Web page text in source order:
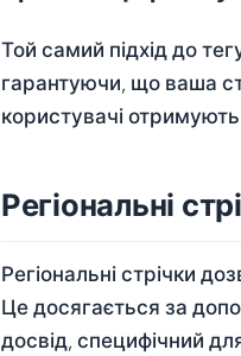
Той самий підхід до
гарантуючи, що ваша
користувачі
Регіональні
Регіональні стрічки
Це досягається за
досвід, специфічний